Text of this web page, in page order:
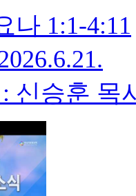
나 1:1-4:11
신승훈 목